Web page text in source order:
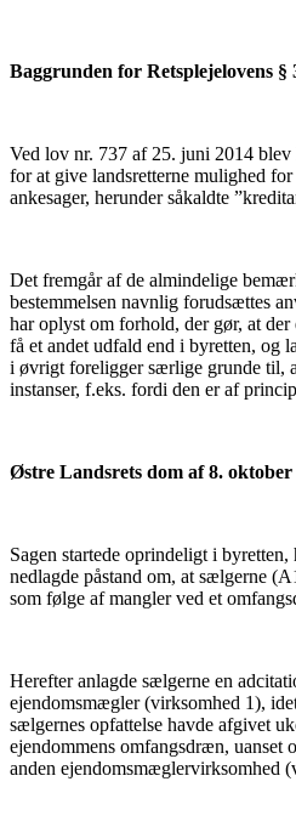
Baggrunden for Retsplejelovens §
Ved lov nr. 737 af 25. juni 2014
for at give landsretterne mulighed
ankesager, herunder såkaldte
Det fremgår af de almindelige
bestemmelsen navnlig forudsættes
har oplyst om forhold, der gør, at
få et andet udfald end i byretten, og
i øvrigt foreligger særlige grunde til,
instanser, f.eks. fordi den er af
Østre Landsrets dom af 8. oktober
Sagen startede oprindeligt i
nedlagde påstand om, at sælgerne
som følge af mangler ved et
Herefter anlagde sælgerne en
ejendomsmægler (virksomhed 1),
sælgernes opfattelse havde afgivet
ejendommens omfangsdræn, uanset
anden ejendomsmæglervirksomhed